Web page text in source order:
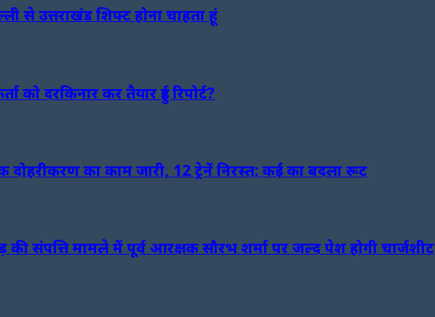
से उत्तराखंड शिफ्ट होना चाहता हूं
दरकिनार कर तैयार हुई रिपोर्ट?
का काम जारी, 12 ट्रेनें निरस्त; कई का बदला रूट
संपत्ति मामले में पूर्व आरक्षक सौरभ शर्मा पर जल्द पेश होगी चार्जशीट